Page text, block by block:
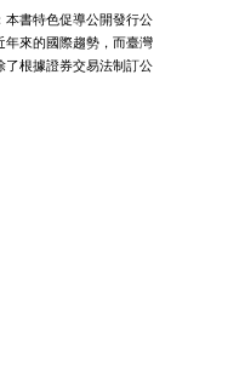
本書特色促導公開發行公
年來的國際趨勢，而臺灣
了根據證券交易法制訂公